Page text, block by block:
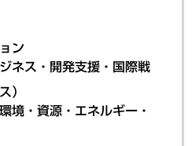
ン
ネス・開発支援・国際戦
）
境・資源・エネルギー・